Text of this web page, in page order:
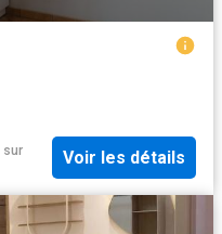
sur
Voir les détails